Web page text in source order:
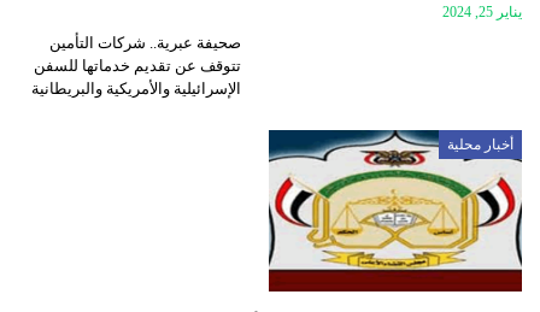
يناير 25, 2024
صحيفة عبرية.. شركات التأمين
تتوقف عن تقديم خدماتها للسفن
الإسرائيلية والأمريكية والبريطانية
أخبار محلية